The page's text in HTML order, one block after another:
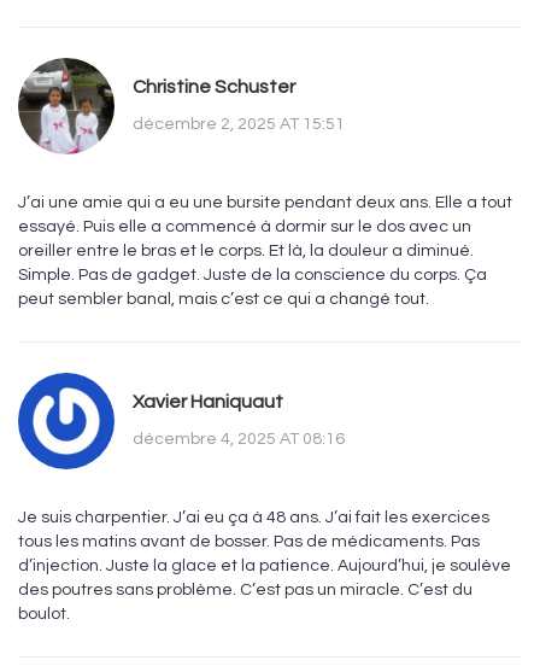
Christine Schuster
décembre 2, 2025 AT 15:51
J’ai une amie qui a eu une bursite pendant deux ans. Elle a tout
essayé. Puis elle a commencé à dormir sur le dos avec un
oreiller entre le bras et le corps. Et là, la douleur a diminué.
Simple. Pas de gadget. Juste de la conscience du corps. Ça
peut sembler banal, mais c’est ce qui a changé tout.
Xavier Haniquaut
décembre 4, 2025 AT 08:16
Je suis charpentier. J’ai eu ça à 48 ans. J’ai fait les exercices
tous les matins avant de bosser. Pas de médicaments. Pas
d’injection. Juste la glace et la patience. Aujourd’hui, je soulève
des poutres sans problème. C’est pas un miracle. C’est du
boulot.